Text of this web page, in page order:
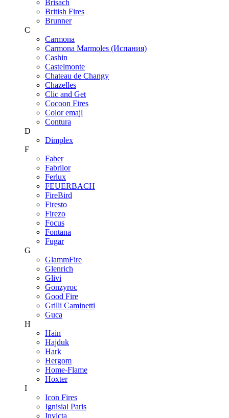
Brisach
British Fires
Brunner
C
Carmona
Carmona Marmoles (Испания)
Cashin
Castelmonte
Chateau de Changy
Chazelles
Clic and Get
Cocoon Fires
Color emajl
Contura
D
Dimplex
F
Faber
Fabrilor
Ferlux
FEUERBACH
FireBird
Firesto
Firezo
Focus
Fontana
Fugar
G
GlammFire
Glenrich
Glivi
Gonzyroc
Good Fire
Grilli Caminetti
Guca
H
Hain
Hajduk
Hark
Hergom
Home-Flame
Hoxter
I
Icon Fires
Ignisial Paris
Invicta